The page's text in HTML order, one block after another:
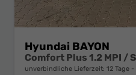
Hyundai BAYON
unverbindliche Lieferzeit: 12 Tage